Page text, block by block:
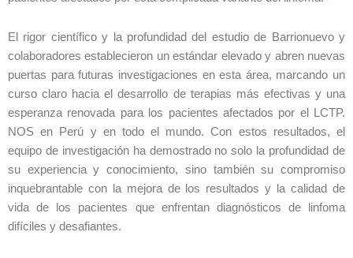
El rigor científico y la profundidad del estudio de Barrionuevo y
colaboradores establecieron un estándar elevado y abren nuevas
puertas para futuras investigaciones en esta área, marcando un
curso claro hacia el desarrollo de terapias más efectivas y una
esperanza renovada para los pacientes afectados por el LCTP.
NOS en Perú y en todo el mundo. Con estos resultados, el
equipo de investigación ha demostrado no solo la profundidad de
su experiencia y conocimiento, sino también su compromiso
inquebrantable con la mejora de los resultados y la calidad de
vida de los pacientes que enfrentan diagnósticos de linfoma
difíciles y desafiantes.